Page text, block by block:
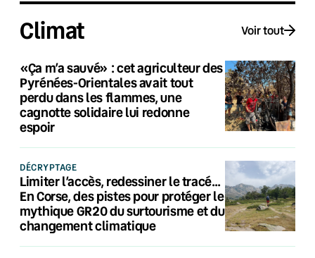
Climat Voir tout
«Ça m’a sauvé» : cet agriculteur des
Pyrénées-Orientales avait tout
perdu dans les flammes, une
cagnotte solidaire lui redonne
espoir
DÉCRYPTAGE
Limiter l’accès, redessiner le tracé…
En Corse, des pistes pour protéger le
mythique GR20 du surtourisme et du
changement climatique